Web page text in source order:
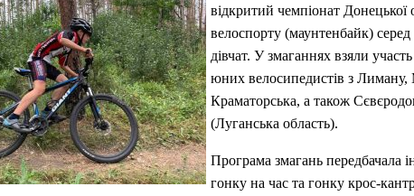
відкритий чемпіонат Донецької
велоспорту (маунтенбайк) серед
дівчат. У змаганнях взяли
юних велосипедистів з Лиману,
Краматорська, а також
(Луганська область).
Програма змагань передбачала
гонку на час та гонку крос-